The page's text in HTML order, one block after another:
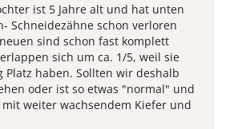
ist 5 Jahre alt und hat unten
Schneidezähne schon verloren
sind schon fast komplett
sich um ca. 1/5, weil sie
Platz haben. Sollten wir deshalb
oder ist so etwas "normal" und
weiter wachsendem Kiefer und